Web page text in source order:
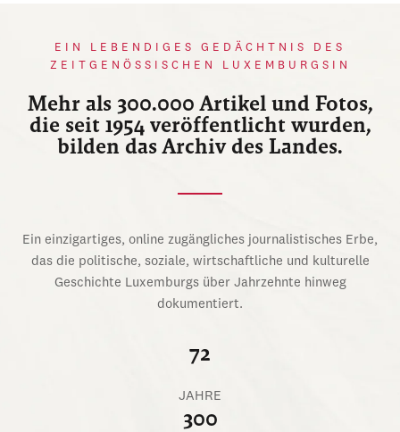
EIN LEBENDIGES GEDÄCHTNIS DES
ZEITGENÖSSISCHEN LUXEMBURGSIN
Mehr als 300.000 Artikel und Fotos,
die seit 1954 veröffentlicht wurden,
bilden das Archiv des Landes.
Ein einzigartiges, online zugängliches journalistisches Erbe,
das die politische, soziale, wirtschaftliche und kulturelle
Geschichte Luxemburgs über Jahrzehnte hinweg
dokumentiert.
72
JAHRE
300